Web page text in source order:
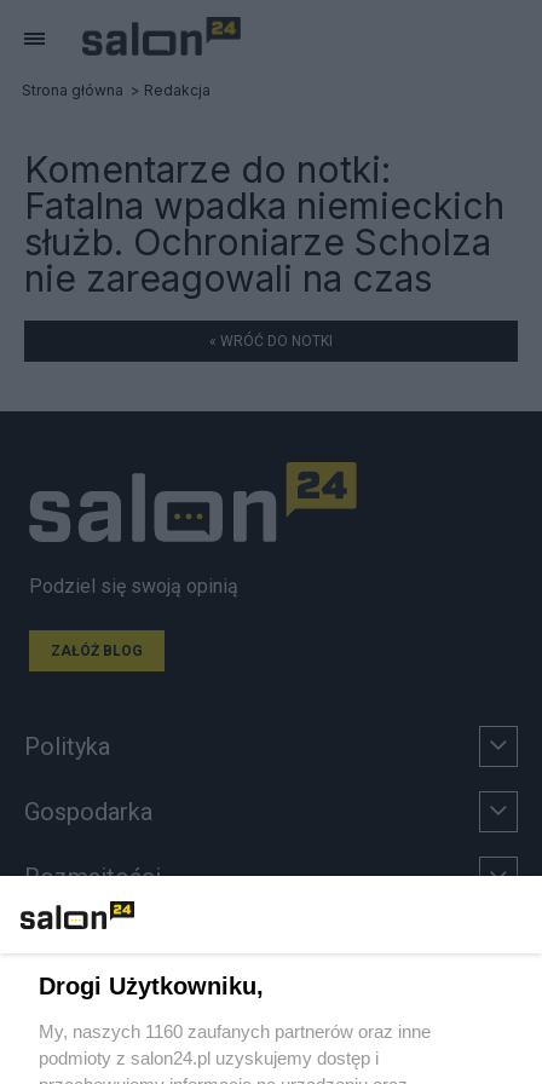
Strona główna Redakcja
Komentarze do notki:
Fatalna wpadka niemieckich
służb. Ochroniarze Scholza
nie zareagowali na czas
« WRÓĆ DO NOTKI
Podziel się swoją opinią
ZAŁÓŻ BLOG
Polityka
Gospodarka
Rozmaitości
Sport
Społeczeństwo
Drogi Użytkowniku,
My, naszych 1160 zaufanych partnerów oraz inne
podmioty z salon24.pl uzyskujemy dostęp i